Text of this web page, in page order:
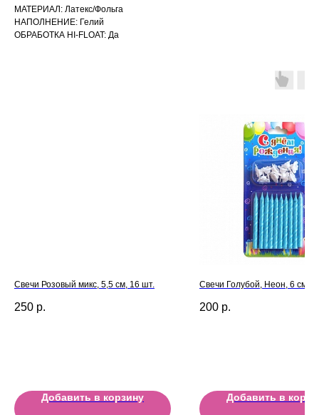
МАТЕРИАЛ: Латекс/Фольга
НАПОЛНЕНИЕ: Гелий
ОБРАБОТКА HI-FLOAT: Да
Свечи Розовый микс, 5,5 см, 16 шт.
250 р.
Добавить в корзину
Свечи Голубой, Неон, 6 см,
200 р.
Добавить в